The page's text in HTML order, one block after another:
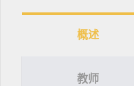
概述
教师